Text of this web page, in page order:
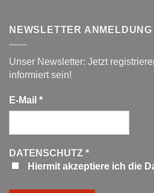
NEWSLETTER ANMELDUNG
Unser Newsletter: Jetzt
informiert sein!
E-Mail *
DATENSCHUTZ *
Hiermit akzeptiere ich die